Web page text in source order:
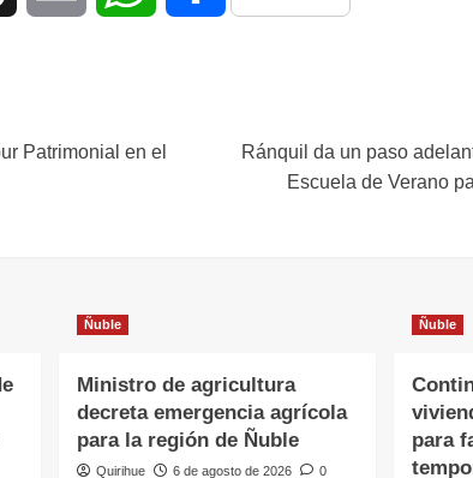
Patrimonial en el
Ránquil da un paso
Escuela de Verano
Ñuble
Ministro de agricultura
decreta emergencia agrícola
para la región de Ñuble
Quirihue 6 de agosto de 2026 0
Ñuble
para